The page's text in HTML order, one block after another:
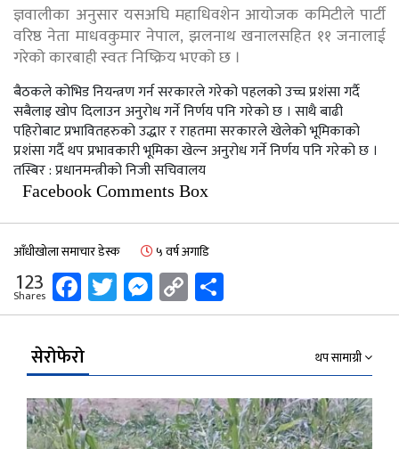
ज्ञवालीका अनुसार यसअघि महाधिवशेन आयोजक कमिटीले पार्टी
वरिष्ठ नेता माधवकुमार नेपाल, झलनाथ खनालसहित ११ जनालाई
गरेको कारबाही स्वतः निष्क्रिय भएको छ ।
बैठकले कोभिड नियन्त्रण गर्न सरकारले गरेको पहलको उच्च प्रशंसा गर्दै
सबैलाइ खोप दिलाउन अनुरोध गर्ने निर्णय पनि गरेको छ । साथै बाढी
पहिरोबाट प्रभावितहरुको उद्धार र राहतमा सरकारले खेलेको भूमिकाको
प्रशंसा गर्दै थप प्रभावकारी भूमिका खेल्न अनुरोध गर्ने निर्णय पनि गरेको छ ।
तस्बिर : प्रधानमन्त्रीको निजी सचिवालय
Facebook Comments Box
आँधीखोला समाचार डेस्क ५ वर्ष अगाडि
123
Shares Facebook
Twitter
Messenger
Copy
Link
सेरोफेरो थप सामाग्री